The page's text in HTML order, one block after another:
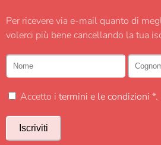
Per ricevere via e-mail quanto di
volerci più bene cancellando la tua
Accetto i termini e le condizioni *.